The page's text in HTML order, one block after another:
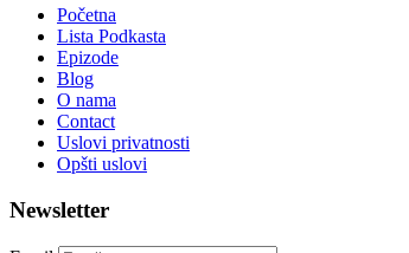
Početna
Lista Podkasta
Epizode
Blog
O nama
Contact
Uslovi privatnosti
Opšti uslovi
Newsletter